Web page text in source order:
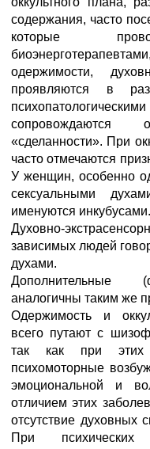
содержания, часто
которые
одержимости,
проявляются в
сопровождаются
«сделанности». При
часто отмечаются
У женщин, особенно
сексуальными
именуются инкубусами.
Духовно-
зависимых людей
духами.
Дополнительные
аналогичны таким же
Одержимость и
всего путают с
так как при этих
психомоторные
эмоциональной и
отличием этих
отсутствие духовных
При психических